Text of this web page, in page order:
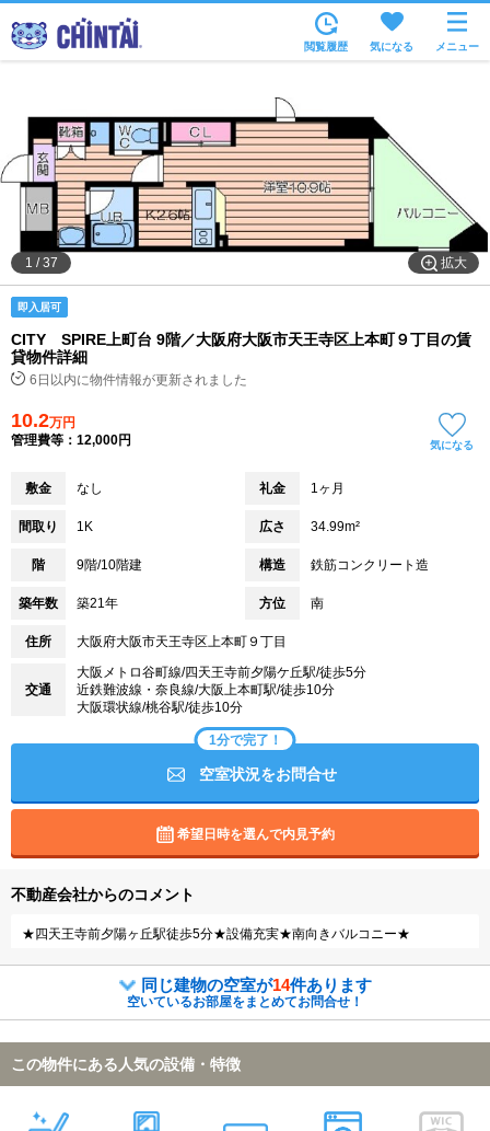
住所から
家賃相場から
通勤通学時間から
物件特集から
閲覧履歴 気になる メニュー
拡大
1 /37
即入居可
CITY SPIRE上町台 9階／大阪府大阪市天王寺区上本町９丁目の賃
貸物件詳細
6日以内に物件情報が更新されました
10.2万円
管理費等：12,000円
気になる
敷金 なし 礼金 1ヶ月
間取り 1K 広さ 34.99m²
階 9階/10階建 構造 鉄筋コンクリート造
築年数 築21年 方位 南
住所 大阪府大阪市天王寺区上本町９丁目
交通
大阪メトロ谷町線/四天王寺前夕陽ケ丘駅/徒歩5分
近鉄難波線・奈良線/大阪上本町駅/徒歩10分
大阪環状線/桃谷駅/徒歩10分
1分で完了！
空室状況をお問合せ
希望日時を選んで内見予約
不動産会社からのコメント
★四天王寺前夕陽ヶ丘駅徒歩5分★設備充実★南向きバルコニー★
同じ建物の空室が14件あります
空いているお部屋をまとめてお問合せ！
この物件にある人気の設備・特徴